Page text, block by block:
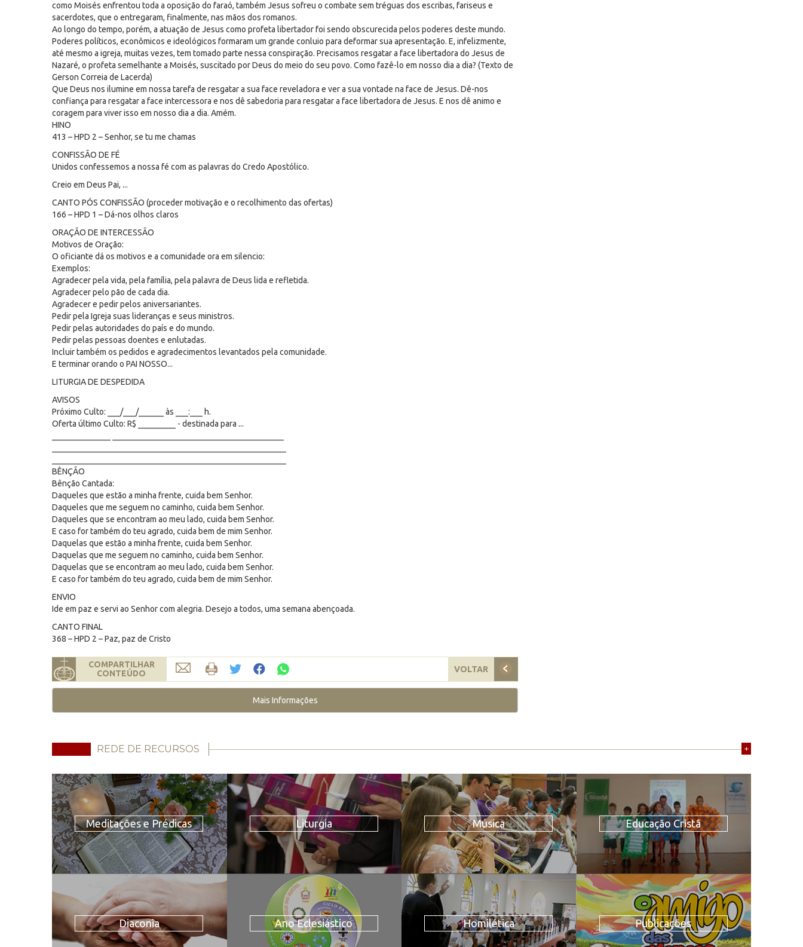
como Moisés enfrentou toda a oposição do faraó, também Jesus sofreu o combate sem tréguas dos escribas, fariseus e
sacerdotes, que o entregaram, finalmente, nas mãos dos romanos.
Ao longo do tempo, porém, a atuação de Jesus como profeta libertador foi sendo obscurecida pelos poderes deste mundo.
Poderes políticos, econômicos e ideológicos formaram um grande conluio para deformar sua apresentação. E, infelizmente,
até mesmo a igreja, muitas vezes, tem tomado parte nessa conspiração. Precisamos resgatar a face libertadora do Jesus de
Nazaré, o profeta semelhante a Moisés, suscitado por Deus do meio do seu povo. Como fazê-lo em nosso dia a dia? (Texto de
Gerson Correia de Lacerda)
Que Deus nos ilumine em nossa tarefa de resgatar a sua face reveladora e ver a sua vontade na face de Jesus. Dê-nos
confiança para resgatar a face intercessora e nos dê sabedoria para resgatar a face libertadora de Jesus. E nos dê animo e
coragem para viver isso em nosso dia a dia. Amém.
HINO
413 – HPD 2 – Senhor, se tu me chamas
CONFISSÃO DE FÉ
Unidos confessemos a nossa fé com as palavras do Credo Apostólico.
Creio em Deus Pai, ...
CANTO PÓS CONFISSÃO (proceder motivação e o recolhimento das ofertas)
166 – HPD 1 – Dá-nos olhos claros
ORAÇÃO DE INTERCESSÃO
Motivos de Oração:
O oficiante dá os motivos e a comunidade ora em silencio:
Exemplos:
Agradecer pela vida, pela família, pela palavra de Deus lida e refletida.
Agradecer pelo pão de cada dia.
Agradecer e pedir pelos aniversariantes.
Pedir pela Igreja suas lideranças e seus ministros.
Pedir pelas autoridades do país e do mundo.
Pedir pelas pessoas doentes e enlutadas.
Incluir também os pedidos e agradecimentos levantados pela comunidade.
E terminar orando o PAI NOSSO...
LITURGIA DE DESPEDIDA
AVISOS
Próximo Culto: ___/___/______ às ___:___ h.
Oferta último Culto: R$ _________ - destinada para ...
BÊNÇÃO
Bênção Cantada:
Daqueles que estão a minha frente, cuida bem Senhor.
Daqueles que me seguem no caminho, cuida bem Senhor.
Daqueles que se encontram ao meu lado, cuida bem Senhor.
E caso for também do teu agrado, cuida bem de mim Senhor.
Daquelas que estão a minha frente, cuida bem Senhor.
Daquelas que me seguem no caminho, cuida bem Senhor.
Daquelas que se encontram ao meu lado, cuida bem Senhor.
E caso for também do teu agrado, cuida bem de mim Senhor.
ENVIO
Ide em paz e servi ao Senhor com alegria. Desejo a todos, uma semana abençoada.
CANTO FINAL
368 – HPD 2 – Paz, paz de Cristo
COMPARTILHAR
CONTEÚDO
VOLTAR
Mais Informações
REDE DE RECURSOS +
Meditações e Prédicas Liturgia Música Educação Cristã
Diaconia Ano Eclesiástico Homilética Publicações